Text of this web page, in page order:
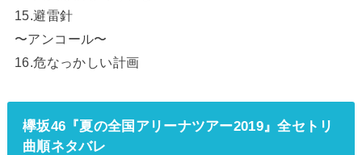
15.避雷針
〜アンコール〜
16.危なっかしい計画
欅坂46『夏の全国アリーナツアー2019』全セトリ
曲順ネタバレ